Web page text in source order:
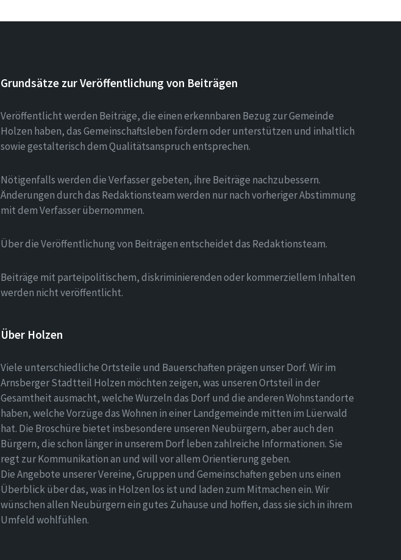
Grundsätze zur Veröffentlichung von Beiträgen
Veröffentlicht werden Beiträge, die einen erkennbaren Bezug zur Gemeinde
Holzen haben, das Gemeinschaftsleben fördern oder unterstützen und inhaltlich
sowie gestalterisch dem Qualitätsanspruch entsprechen.
Nötigenfalls werden die Verfasser gebeten, ihre Beiträge nachzubessern.
Änderungen durch das Redaktionsteam werden nur nach vorheriger Abstimmung
mit dem Verfasser übernommen.
Über die Veröffentlichung von Beiträgen entscheidet das Redaktionsteam.
Beiträge mit parteipolitischem, diskriminierenden oder kommerziellem Inhalten
werden nicht veröffentlicht.
Über Holzen
Viele unterschiedliche Ortsteile und Bauerschaften prägen unser Dorf. Wir im
Arnsberger Stadtteil Holzen möchten zeigen, was unseren Ortsteil in der
Gesamtheit ausmacht, welche Wurzeln das Dorf und die anderen Wohnstandorte
haben, welche Vorzüge das Wohnen in einer Landgemeinde mitten im Lüerwald
hat. Die Broschüre bietet insbesondere unseren Neubürgern, aber auch den
Bürgern, die schon länger in unserem Dorf leben zahlreiche Informationen. Sie
regt zur Kommunikation an und will vor allem Orientierung geben.
Die Angebote unserer Vereine, Gruppen und Gemeinschaften geben uns einen
Überblick über das, was in Holzen los ist und laden zum Mitmachen ein. Wir
wünschen allen Neubürgern ein gutes Zuhause und hoffen, dass sie sich in ihrem
Umfeld wohlfühlen.